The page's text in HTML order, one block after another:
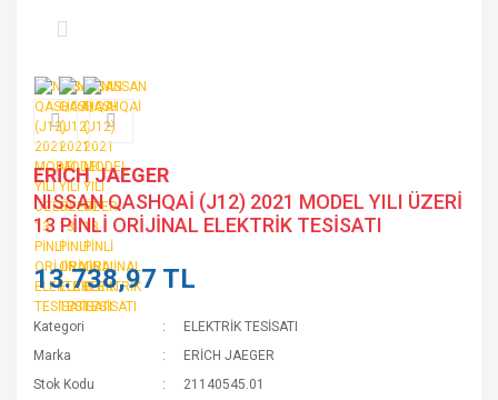
ERİCH JAEGER
NISSAN QASHQAİ (J12) 2021 MODEL YILI ÜZERİ
13 PİNLİ ORİJİNAL ELEKTRİK TESİSATI
13.738,97 TL
Kategori
ELEKTRİK TESİSATI
Marka
ERİCH JAEGER
Stok Kodu
21140545.01